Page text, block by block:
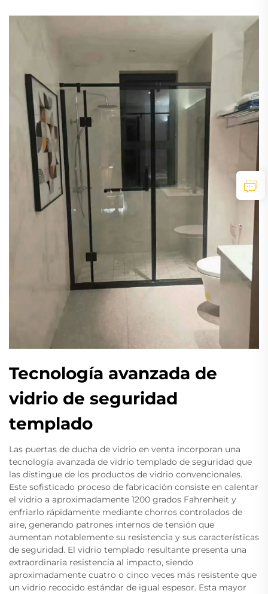
Tecnología avanzada de
vidrio de seguridad
templado
Las puertas de ducha de vidrio en venta incorporan una
tecnología avanzada de vidrio templado de seguridad que
las distingue de los productos de vidrio convencionales.
Este sofisticado proceso de fabricación consiste en calentar
el vidrio a aproximadamente 1200 grados Fahrenheit y
enfriarlo rápidamente mediante chorros controlados de
aire, generando patrones internos de tensión que
aumentan notablemente su resistencia y sus características
de seguridad. El vidrio templado resultante presenta una
extraordinaria resistencia al impacto, siendo
aproximadamente cuatro o cinco veces más resistente que
un vidrio recocido estándar de igual espesor. Esta mayor